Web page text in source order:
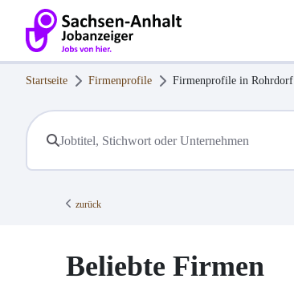
Startseite Firmenprofile Firmenprofile in Rohrdorf
zurück
Beliebte Firmen